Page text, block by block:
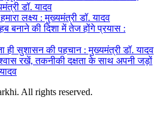
डॉ. यादव
लक्ष्य : मुख्यमंत्री डॉ. यादव
बनाने की दिशा में तेज होंगे प्रयास :
ही सुशासन की पहचान : मुख्यमंत्री डॉ. यादव
रखें, तकनीकी दक्षता के साथ अपनी जड़ों
All rights reserved.